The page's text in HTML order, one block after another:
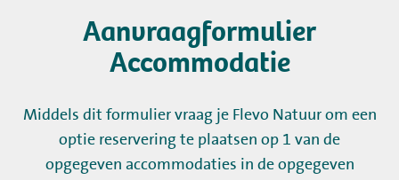
Kamperen
Wellness
Aanvraagformulier
Accommodatie
Middels dit formulier vraag je Flevo Natuur om een
optie reservering te plaatsen op 1 van de
opgegeven accommodaties in de opgegeven